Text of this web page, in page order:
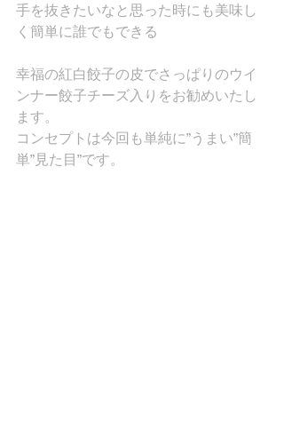
手を抜きたいなと思った時にも美味し
く簡単に誰でもできる
幸福の紅白餃子の皮でさっぱりのウイ
ンナー餃子チーズ入りをお勧めいたし
ます。
コンセプトは今回も単純に”うまい”簡
単”見た目”です。